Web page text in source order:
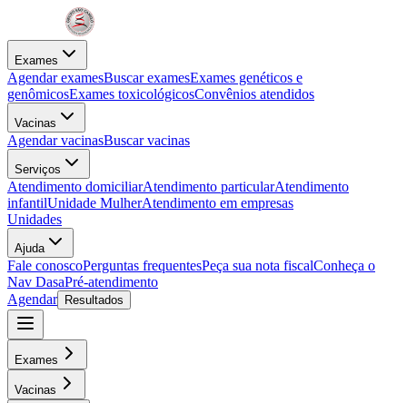
Exames
Agendar examesBuscar examesExames genéticos e
genômicosExames toxicológicosConvênios atendidos
Vacinas
Agendar vacinasBuscar vacinas
Serviços
Atendimento domiciliarAtendimento particularAtendimento
infantilUnidade MulherAtendimento em empresas
Unidades
Ajuda
Fale conoscoPerguntas frequentesPeça sua nota fiscalConheça o
Nav DasaPré-atendimento
Agendar
Resultados
Exames
Vacinas